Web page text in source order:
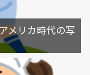
メリカ時代の写